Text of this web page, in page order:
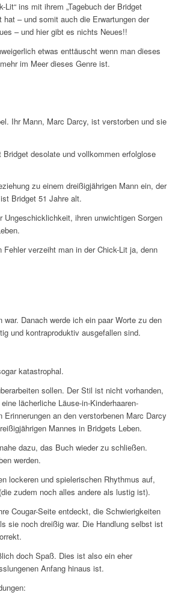
ins mit ihrem „Tagebuch der Bridget
– und somit auch die Erwartungen der
– und hier gibt es nichts Neues!!
etwas enttäuscht wenn man dieses
im Meer dieses Genre ist.
Ihr Mann, Marc Darcy, ist verstorben und sie
desolate und vollkommen erfolglose
zu einem dreißigjährigen Mann ein, der
Bridget 51 Jahre alt.
ihren unwichtigen Sorgen
verzeiht man in der Chick-Lit ja, denn
Danach werde ich ein paar Worte zu den
und kontraproduktiv ausgefallen sind.
katastrophal.
sollen. Der Stil ist nicht vorhanden,
lächerliche Läuse-in-Kinderhaaren-
an den verstorbenen Marc Darcy
Mannes in Bridgets Leben.
dazu, das Buch wieder zu schließen.
werden.
lockeren und spielerischen Rhythmus auf,
zudem noch alles andere als lustig ist).
Cougar-Seite entdeckt, die Schwierigkeiten
sie noch dreißig war. Die Handlung selbst ist
doch Spaß. Dies ist also ein eher
Anfang hinaus ist.